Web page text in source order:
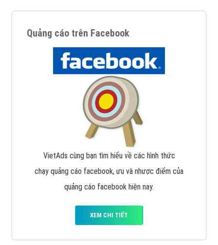
Quảng cáo trên Facebook
VietAds cùng bạn tìm hiểu về các hình thức
chạy quảng cáo facebook, ưu và nhược điểm của
quảng cáo facebook hiện nay.
XEM CHI TIẾT